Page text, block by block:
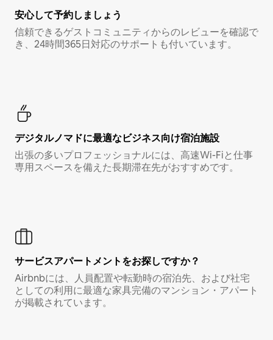
安心して予約しましょう
信頼できるゲストコミュニティからのレビューを確認で
き、24時間365日対応のサポートも付いています。
デジタルノマド⁠に最⁠適⁠なビ⁠ジ⁠ネ⁠ス⁠向⁠け宿⁠泊⁠施⁠設
出張の多いプロフェッショナルには、高速Wi-Fiと仕事
専用スペースを備えた長期滞在先がおすすめです。
サービスアパートメントをお探しですか？
Airbnbには、人員配置や転勤時の宿泊先、および社宅
としての利用に最適な家具完備のマンション・アパート
が掲載されています。